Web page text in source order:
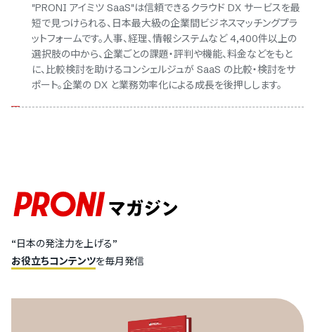
"PRONI アイミツ SaaS"は信頼できるクラウド DX サービスを最
短で見つけられる、日本最大級の企業間ビジネスマッチングプラ
ットフォームです。人事、経理、情報システムなど 4,400件以上の
選択肢の中から、企業ごとの課題・評判や機能、料金などをもと
に、比較検討を助けるコンシェルジュが SaaS の比較・検討をサ
ポート。企業の DX と業務効率化による成長を後押しします。
“日本の発注力を上げる”
お役立ちコンテンツを毎月発信